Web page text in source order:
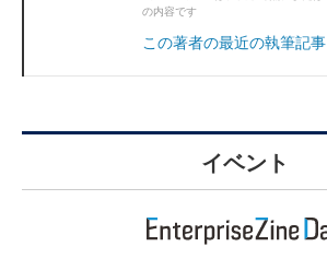
の内容です
この著者の最近の執筆記事
イベント